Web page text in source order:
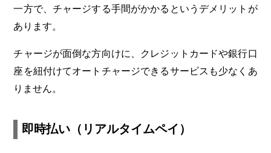
一方で、チャージする手間がかかるというデメリットが
あります。
チャージが面倒な方向けに、クレジットカードや銀行口
座を紐付けてオートチャージできるサービスも少なくあ
りません。
即時払い（リアルタイムペイ）